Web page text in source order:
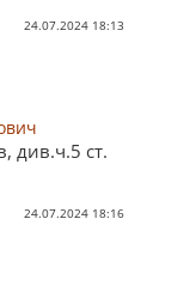
24.07.2024 18:13
див.ч.5 ст.
24.07.2024 18:16